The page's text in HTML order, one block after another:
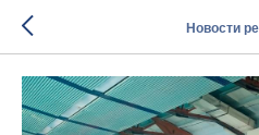
Новости